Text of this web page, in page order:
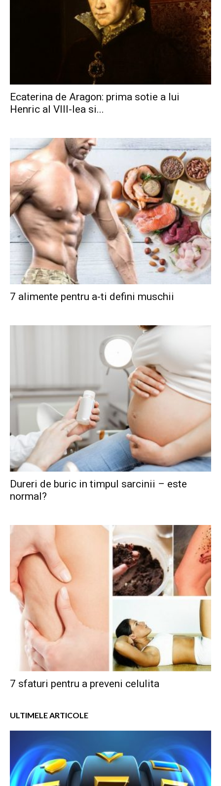
Ecaterina de Aragon: prima sotie a lui
Henric al VIII-lea si...
7 alimente pentru a-ti defini muschii
Dureri de buric in timpul sarcinii – este
normal?
7 sfaturi pentru a preveni celulita
ULTIMELE ARTICOLE